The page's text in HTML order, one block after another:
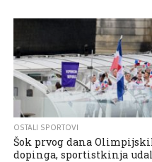
OSTALI SPORTOVI
Šok prvog dana
dopinga, sportistkinja